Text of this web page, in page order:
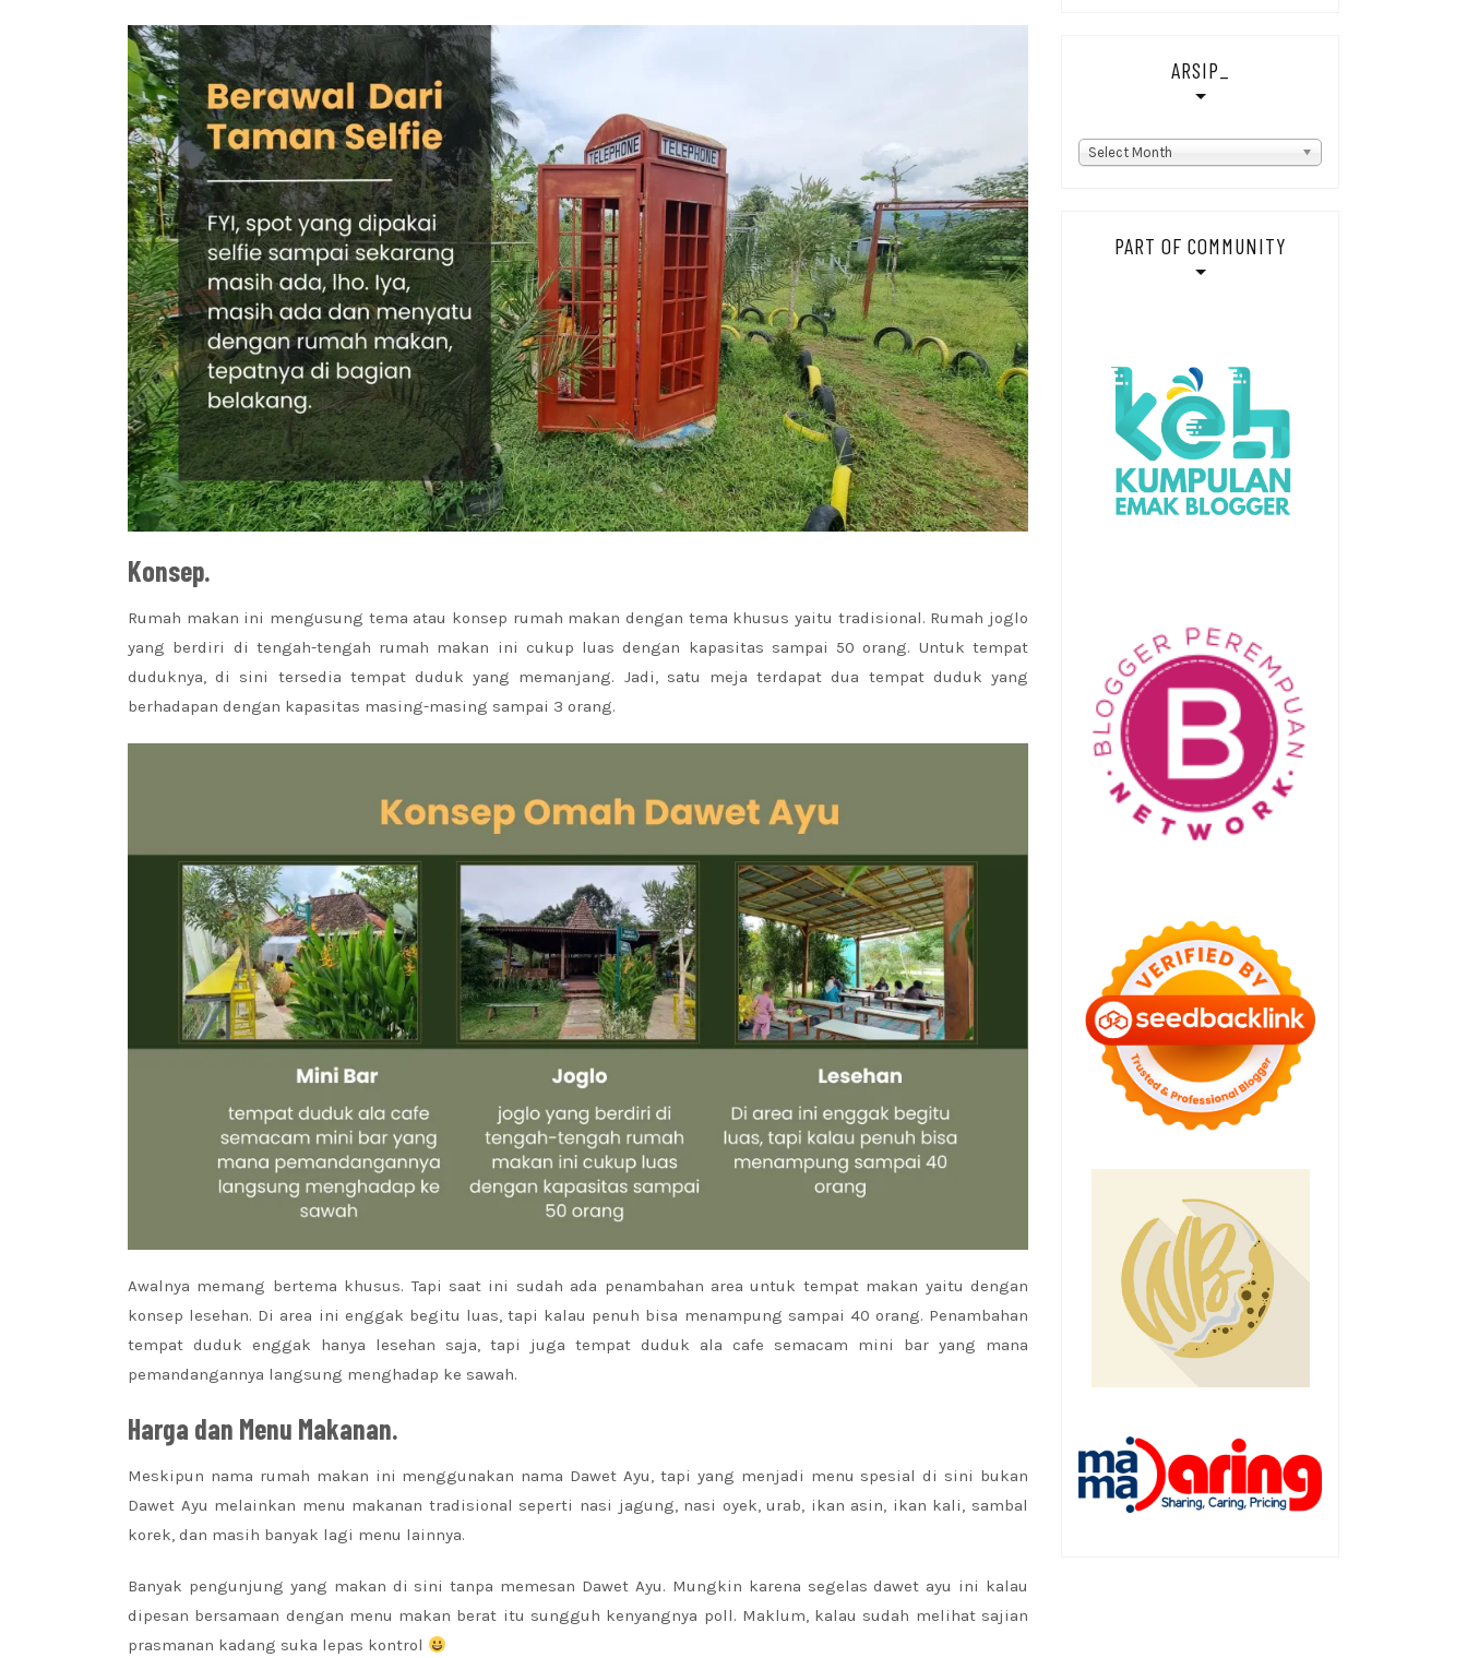
Konsep.
Rumah makan ini mengusung tema atau konsep rumah makan dengan tema khusus yaitu tradisional. Rumah joglo
yang berdiri di tengah-tengah rumah makan ini cukup luas dengan kapasitas sampai 50 orang. Untuk tempat
duduknya, di sini tersedia tempat duduk yang memanjang. Jadi, satu meja terdapat dua tempat duduk yang
berhadapan dengan kapasitas masing-masing sampai 3 orang.
Awalnya memang bertema khusus. Tapi saat ini sudah ada penambahan area untuk tempat makan yaitu dengan
konsep lesehan. Di area ini enggak begitu luas, tapi kalau penuh bisa menampung sampai 40 orang. Penambahan
tempat duduk enggak hanya lesehan saja, tapi juga tempat duduk ala cafe semacam mini bar yang mana
pemandangannya langsung menghadap ke sawah.
Harga dan Menu Makanan.
Meskipun nama rumah makan ini menggunakan nama Dawet Ayu, tapi yang menjadi menu spesial di sini bukan
Dawet Ayu melainkan menu makanan tradisional seperti nasi jagung, nasi oyek, urab, ikan asin, ikan kali, sambal
korek, dan masih banyak lagi menu lainnya.
Banyak pengunjung yang makan di sini tanpa memesan Dawet Ayu. Mungkin karena segelas dawet ayu ini kalau
dipesan bersamaan dengan menu makan berat itu sungguh kenyangnya poll. Maklum, kalau sudah melihat sajian
prasmanan kadang suka lepas kontrol
ARSIP_
Arsip_
Select Month
PART OF COMMUNITY